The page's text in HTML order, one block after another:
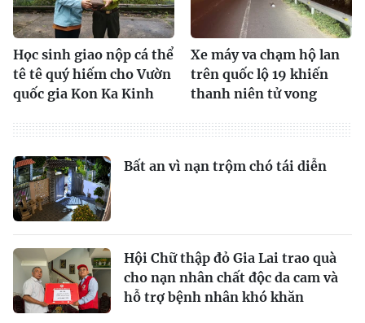
Học sinh giao nộp cá thể
tê tê quý hiếm cho Vườn
quốc gia Kon Ka Kinh
Xe máy va chạm hộ lan
trên quốc lộ 19 khiến
thanh niên tử vong
Bất an vì nạn trộm chó tái diễn
Hội Chữ thập đỏ Gia Lai trao quà
cho nạn nhân chất độc da cam và
hỗ trợ bệnh nhân khó khăn